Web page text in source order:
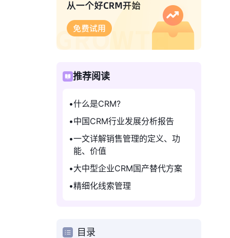
推荐阅读
什么是CRM?
中国CRM行业发展分析报告
一文详解销售管理的定义、功
能、价值
大中型企业CRM国产替代方案
精细化线索管理
目录